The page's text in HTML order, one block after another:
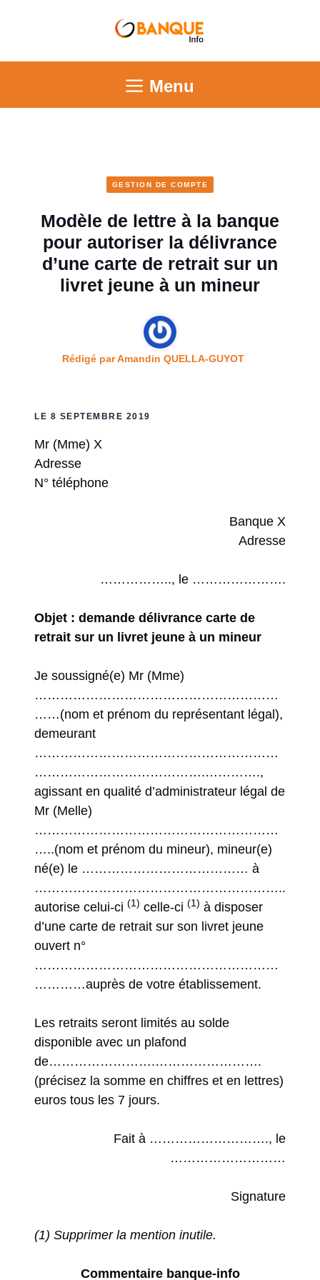
Menu
GESTION DE COMPTE
Modèle de lettre à la banque
pour autoriser la délivrance
d’une carte de retrait sur un
livret jeune à un mineur
Rédigé parAmandin QUELLA-GUYOT
LE 8 SEPTEMBRE 2019
Mr (Mme) X
Adresse
N° téléphone
Banque X
Adresse
…………….., le ………………….
Objet : demande délivrance carte de
retrait sur un livret jeune à un mineur
Je soussigné(e) Mr (Mme)
…………………………………………………
……(nom et prénom du représentant légal),
demeurant
…………………………………………………
………………………………….………….,
agissant en qualité d’administrateur légal de
Mr (Melle)
…………………………………………………
…..(nom et prénom du mineur), mineur(e)
né(e) le ………………………………… à
…………………………………………………..
autorise celui-ci (1) celle-ci (1) à disposer
d’une carte de retrait sur son livret jeune
ouvert n°
…………………………………………………
…………auprès de votre établissement.
Les retraits seront limités au solde
disponible avec un plafond
de…………………….…………………….
(précisez la somme en chiffres et en lettres)
euros tous les 7 jours.
Fait à ………………………., le
………………………
Signature
(1) Supprimer la mention inutile.
Commentaire banque-info